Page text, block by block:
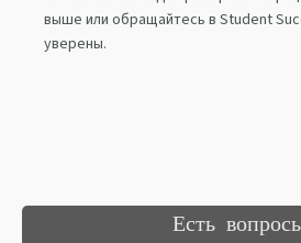
выше или обращайтесь в Student
уверены.
Есть